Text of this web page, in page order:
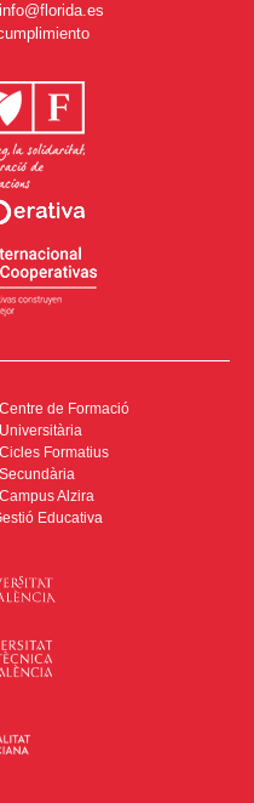
info@florida.es
de Formació
Formatius
Alzira
Educativa